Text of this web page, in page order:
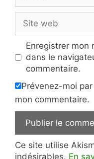
web
Enregistrer mon
dans le
commentaire.
Prévenez-moi
mon commentaire.
Ce site utilise
indésirables. En